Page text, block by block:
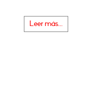
Leer más...